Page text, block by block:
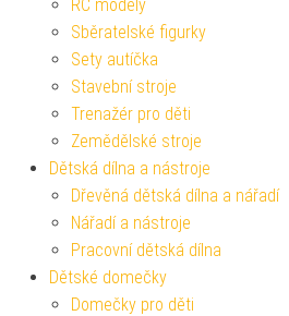
RC modely
Sběratelské figurky
Sety autíčka
Stavební stroje
Trenažér pro děti
Zemědělské stroje
Dětská dílna a nástroje
Dřevěná dětská dílna a nářadí
Nářadí a nástroje
Pracovní dětská dílna
Dětské domečky
Domečky pro děti